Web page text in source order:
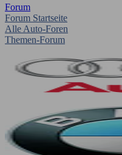
Forum
Forum Startseite
Alle Auto-Foren
Themen-Forum